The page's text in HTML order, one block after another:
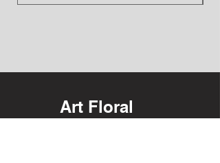
Art Floral